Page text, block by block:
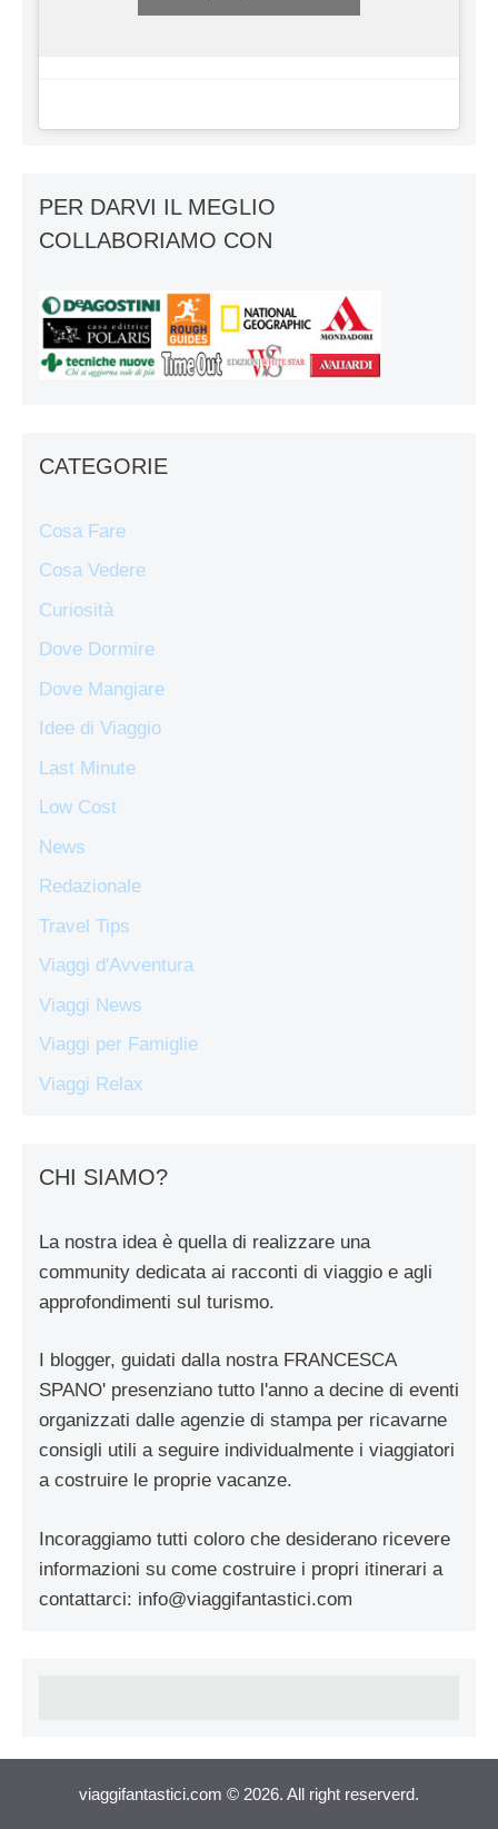
PER DARVI IL MEGLIO
COLLABORIAMO CON
CATEGORIE
Cosa Fare
Cosa Vedere
Curiosità
Dove Dormire
Dove Mangiare
Idee di Viaggio
Last Minute
Low Cost
News
Redazionale
Travel Tips
Viaggi d'Avventura
Viaggi News
Viaggi per Famiglie
Viaggi Relax
CHI SIAMO?
La nostra idea è quella di realizzare una
community dedicata ai racconti di viaggio e agli
approfondimenti sul turismo.
I blogger, guidati dalla nostra FRANCESCA
SPANO' presenziano tutto l'anno a decine di eventi
organizzati dalle agenzie di stampa per ricavarne
consigli utili a seguire individualmente i viaggiatori
a costruire le proprie vacanze.
Incoraggiamo tutti coloro che desiderano ricevere
informazioni su come costruire i propri itinerari a
contattarci: info@viaggifantastici.com
viaggifantastici.com © 2026. All right reserverd.